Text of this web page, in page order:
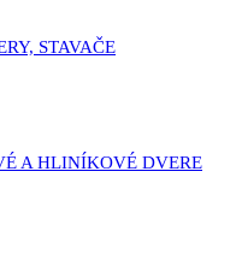
STAVAČE
A HLINÍKOVÉ DVERE